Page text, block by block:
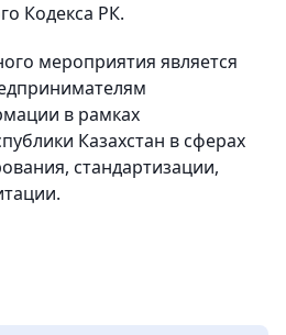
Кодекса РК.
мероприятия является
в рамках
Казахстан в сферах
стандартизации,